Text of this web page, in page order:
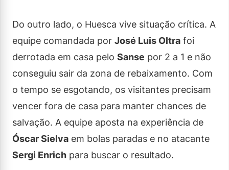
Do outro lado, o Huesca vive situação crítica. A
equipe comandada por José Luis Oltra foi
derrotada em casa pelo Sanse por 2 a 1 e não
conseguiu sair da zona de rebaixamento. Com
o tempo se esgotando, os visitantes precisam
vencer fora de casa para manter chances de
salvação. A equipe aposta na experiência de
Óscar Sielva em bolas paradas e no atacante
Sergi Enrich para buscar o resultado.